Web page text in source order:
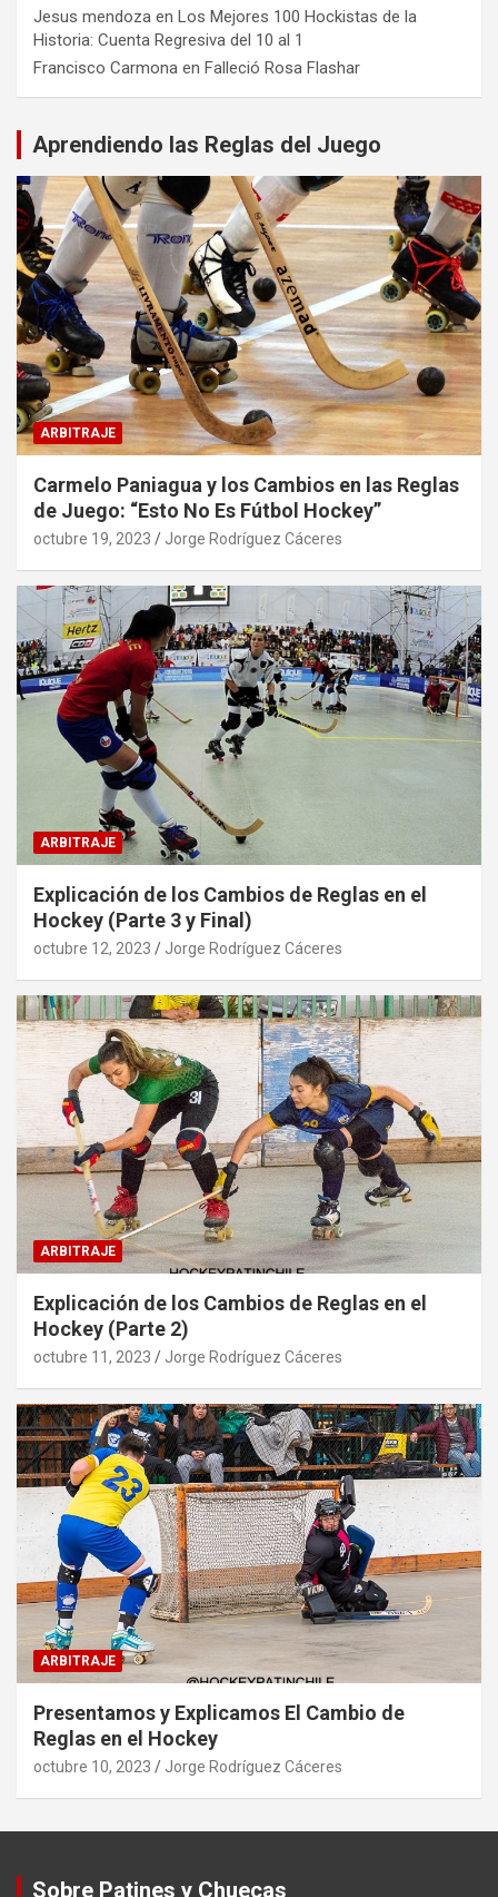
Jesus mendoza en Los Mejores 100 Hockistas de la
Historia: Cuenta Regresiva del 10 al 1
Francisco Carmona en Falleció Rosa Flashar
Aprendiendo las Reglas del Juego
ARBITRAJE
Carmelo Paniagua y los Cambios en las Reglas
de Juego: “Esto No Es Fútbol Hockey”
octubre 19, 2023 Jorge Rodríguez Cáceres
ARBITRAJE
Explicación de los Cambios de Reglas en el
Hockey (Parte 3 y Final)
octubre 12, 2023 Jorge Rodríguez Cáceres
ARBITRAJE
Explicación de los Cambios de Reglas en el
Hockey (Parte 2)
octubre 11, 2023 Jorge Rodríguez Cáceres
ARBITRAJE
Presentamos y Explicamos El Cambio de
Reglas en el Hockey
octubre 10, 2023 Jorge Rodríguez Cáceres
Sobre Patines y Chuecas